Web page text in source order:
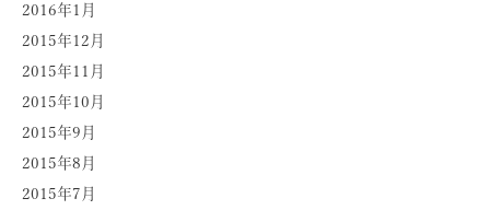
2016年1月
2015年12月
2015年11月
2015年10月
2015年9月
2015年8月
2015年7月